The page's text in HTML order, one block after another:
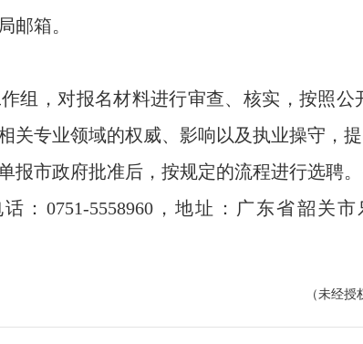
邮箱。
，对报名材料进行审查、核实，按照公
关专业领域的权威、影响以及执业操守，
报市政府批准后，按规定的流程进行选聘。
0751-5558960，地址：广东省韶关市
（未经